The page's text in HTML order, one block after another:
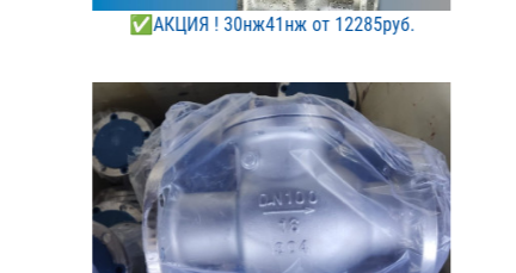
✅АКЦИЯ ! 30нж41нж от 12​285руб.